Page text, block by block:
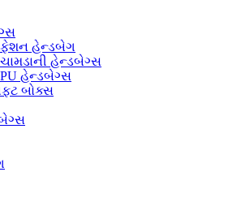
હેન્ડબેગ
હેન્ડબેગ્સ
હેન્ડબેગ્સ
બોક્સ